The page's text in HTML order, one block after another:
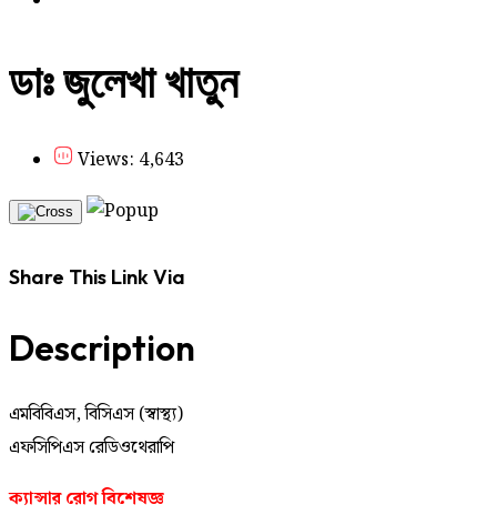
ডাঃ জুলেখা খাতুন
Views: 4,643
Share This Link Via
Description
এমবিবিএস, বিসিএস (স্বাস্থ্য)
এফসিপিএস রেডিওথেরাপি
ক্যান্সার রোগ বিশেষজ্ঞ